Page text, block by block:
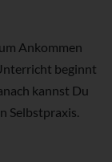
Ankommen
beginnt
kannst Du
Selbstpraxis.